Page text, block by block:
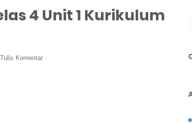
4 Unit 1 Kurikulum
Tulis Komentar